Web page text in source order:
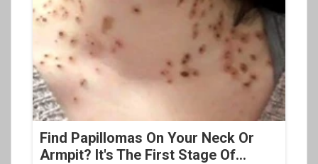
Find Papillomas On Your Neck Or
Armpit? It's The First Stage Of...